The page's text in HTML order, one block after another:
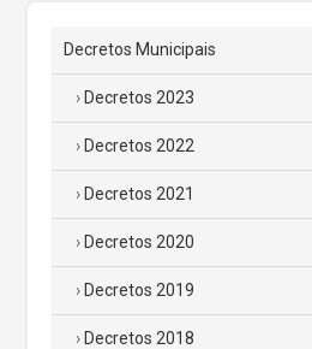
Decretos Municipais
Decretos 2023
Decretos 2022
Decretos 2021
Decretos 2020
Decretos 2019
Decretos 2018